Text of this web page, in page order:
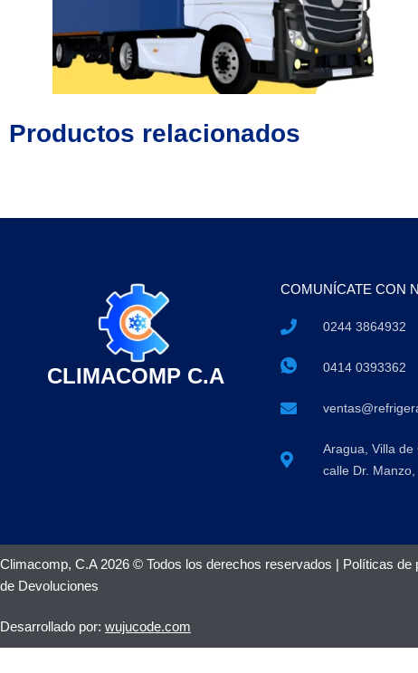
Productos relacionados
CLIMACOMP C.A
COMUNÍCATE CON
0244 3864932
0414 0393362
Aragua, Villa de
calle Dr.
Climacomp, C.A 2026 © Todos los derechos reservados | Políticas de
de Devoluciones
Desarrollado por: wujucode.com